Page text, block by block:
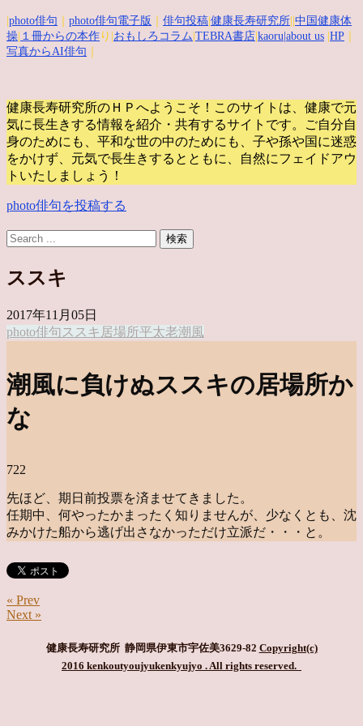
photo俳句 photo俳句電子版 俳句投稿 健康長寿研究所 中国健康体
操 １冊からの本作 り| おもしろコラム TEBRA書店 kaoru |about us HP
写真からAI俳句
健康長寿研究所のＨＰへようこそ！このサイトは、健康で元
気に長生きする情報を紹介・共有するサイトです。
ご自分自
身のためにも、平和な世の中のためにも、子や孫や国に迷惑
をかけず、元気で長生きするとともに、自然にフェイドアウ
トいたしましょう！
photo俳句を投稿する
ススキ
2017年11月05日
photo俳句ススキ 居場所平太老潮風
潮風に負けぬススキの居場所か
な
722
先ほど、期日前投票を済ませてきました。
任期中、何やったかまったく知りませんが、少なくとも、沈
みかけた船から逃げ出さなかっただけ立派だ・・・と。
« Prev
Next »
健康長寿研究所 静岡県伊東市宇佐美3629-82 Copyright(c)
2016 kenkoutyoujyukenkyujyo . All rights reserved.